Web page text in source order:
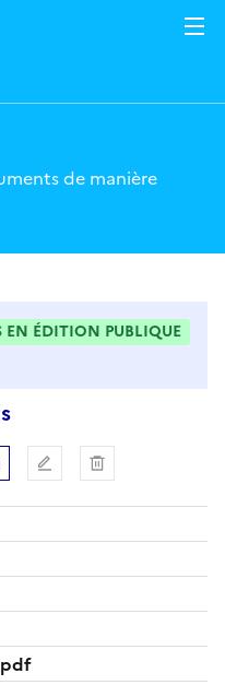
de manière
ET
EN ÉDITION PUBLIQUE
ÊTRE MODIFIÉS DE
DupliquerRenommer